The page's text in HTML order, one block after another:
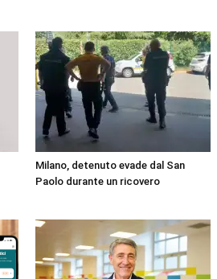
Milano, detenuto evade dal San
Paolo durante un ricovero